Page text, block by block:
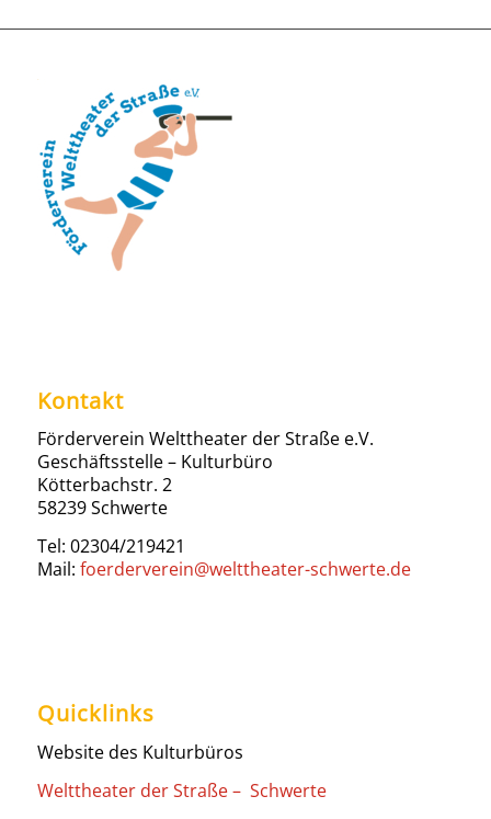
Kontakt
Förderverein Welttheater der Straße e.V.
Geschäftsstelle – Kulturbüro
Kötterbachstr. 2
58239 Schwerte
Tel: 02304/219421
Mail: foerderverein@welttheater-schwerte.de
Quicklinks
Website des Kulturbüros
Welttheater der Straße – Schwerte